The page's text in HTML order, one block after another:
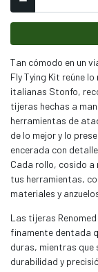
Tan cómodo en un
Fly Tying Kit reúne
italianas Stonfo,
tijeras hechas a
herramientas de
de lo mejor y lo
encerada con
Cada rollo, cosido a
tus herramientas,
materiales y
Las tijeras Renomed
finamente dentada
duras, mientras que
durabilidad y